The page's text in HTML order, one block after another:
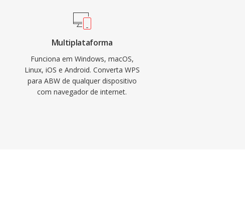
Multiplataforma
Funciona em Windows, macOS,
Linux, iOS e Android. Converta WPS
para ABW de qualquer dispositivo
com navegador de internet.